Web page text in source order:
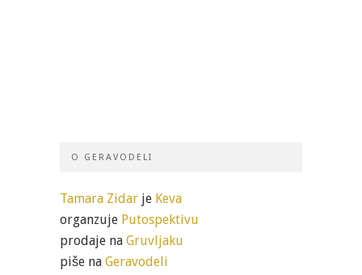
O GERAVODELI
Tamara Zidar je Keva
organzuje Putospektivu
prodaje na Gruvljaku
piše na Geravodeli